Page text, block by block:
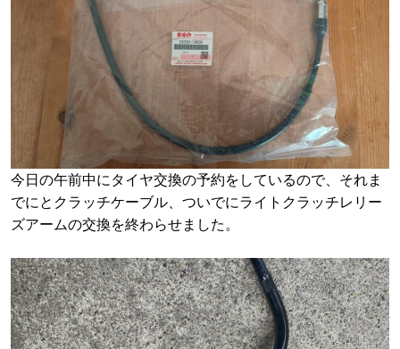
今日の午前中にタイヤ交換の予約をしているので、それま
でにとクラッチケーブル、ついでにライトクラッチレリー
ズアームの交換を終わらせました。